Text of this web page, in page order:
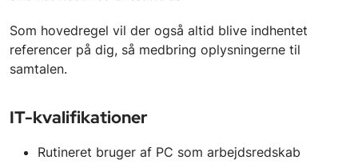
Som hovedregel vil der også altid blive indhentet
referencer på dig, så medbring oplysningerne til
samtalen.
IT-kvalifikationer
Rutineret bruger af PC som arbejdsredskab